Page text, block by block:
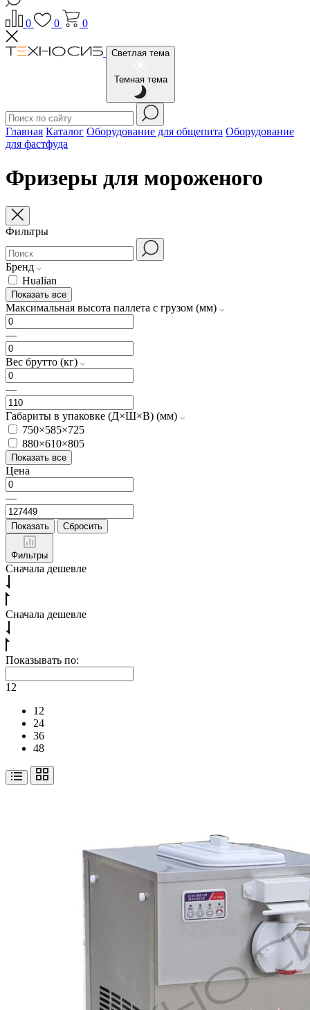
0 0 0
Светлая тема
Темная тема
Главная Каталог Оборудование для общепита Оборудование
для фастфуда
Фризеры для мороженого
Фильтры
Бренд
Hualian
Показать все
Максимальная высота паллета с грузом (мм)
—
Вес брутто (кг)
—
Габариты в упаковке (Д×Ш×В) (мм)
750×585×725
880×610×805
Показать все
Цена
—
Показать Сбросить
Фильтры
Сначала дешевле
Сначала дешевле
Показывать по:
12
12
24
36
48